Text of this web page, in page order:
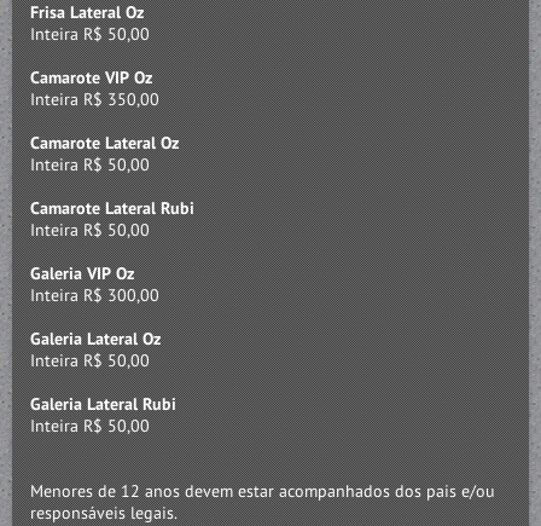
Frisa Lateral Oz
Inteira R$ 50,00
Camarote VIP Oz
Inteira R$ 350,00
Camarote Lateral Oz
Inteira R$ 50,00
Camarote Lateral Rubi
Inteira R$ 50,00
Galeria VIP Oz
Inteira R$ 300,00
Galeria Lateral Oz
Inteira R$ 50,00
Galeria Lateral Rubi
Inteira R$ 50,00
Menores de 12 anos devem estar acompanhados dos pais e/ou
responsáveis legais.